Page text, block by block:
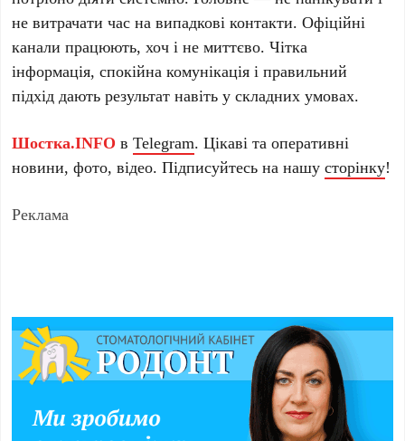
не витрачати час на випадкові контакти. Офіційні
канали працюють, хоч і не миттєво. Чітка
інформація, спокійна комунікація і правильний
підхід дають результат навіть у складних умовах.
Шостка.INFO вTelegram. Цікаві та оперативні
новини, фото, відео. Підписуйтесь на нашусторінку!
Реклама